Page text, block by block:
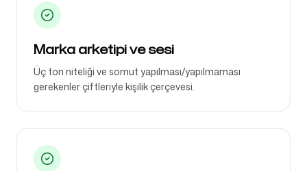
Marka arketipi ve sesi
Üç ton niteliği ve somut yapılması/yapılmaması
gerekenler çiftleriyle kişilik çerçevesi.